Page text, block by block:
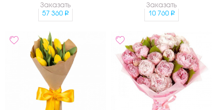
Заказать
57 360
Заказать
10 760